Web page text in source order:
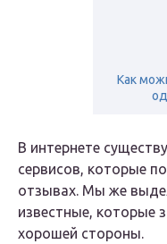
Как
В интернете
сервисов, которые
отзывах. Мы же
известные, которые
хорошей стороны.